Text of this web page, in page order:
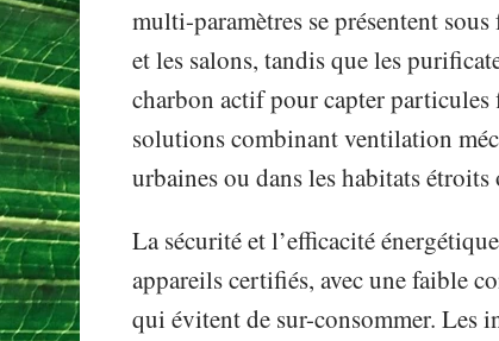
multi-paramètres se présentent
et les salons, tandis que les
charbon actif pour capter particules
solutions combinant ventilation
urbaines ou dans les habitats
La sécurité et l’efficacité
appareils certifiés, avec une faible
qui évitent de sur-consommer. Les